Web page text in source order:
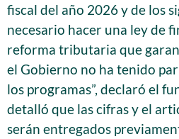
fiscal del año 2026 y de los
necesario hacer una ley de
reforma tributaria que
el Gobierno no ha tenido
los programas”, declaró el
detalló que las cifras y el
serán entregados